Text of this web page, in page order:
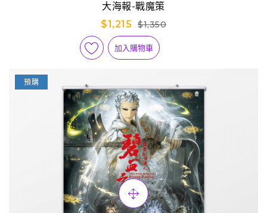
大海報-戰魔策
$1,215
$1,350
加入購物車
預購